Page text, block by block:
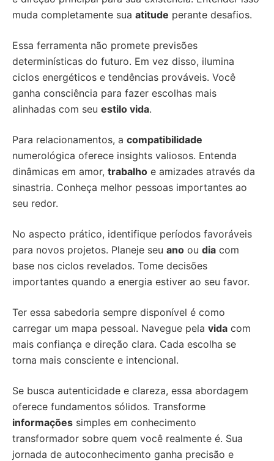
muda completamente sua atitude perante desafios.
Essa ferramenta não promete previsões
determinísticas do futuro. Em vez disso, ilumina
ciclos energéticos e tendências prováveis. Você
ganha consciência para fazer escolhas mais
alinhadas com seu estilo vida.
Para relacionamentos, a compatibilidade
numerológica oferece insights valiosos. Entenda
dinâmicas em amor, trabalho e amizades através da
sinastria. Conheça melhor pessoas importantes ao
seu redor.
No aspecto prático, identifique períodos favoráveis
para novos projetos. Planeje seu ano ou dia com
base nos ciclos revelados. Tome decisões
importantes quando a energia estiver ao seu favor.
Ter essa sabedoria sempre disponível é como
carregar um mapa pessoal. Navegue pela vida com
mais confiança e direção clara. Cada escolha se
torna mais consciente e intencional.
Se busca autenticidade e clareza, essa abordagem
oferece fundamentos sólidos. Transforme
informações simples em conhecimento
transformador sobre quem você realmente é. Sua
jornada de autoconhecimento ganha precisão e